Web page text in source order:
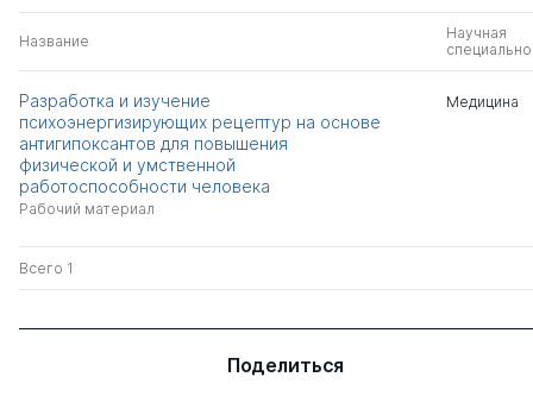
Название
Научная
Разработка и изучение
психоэнергизирующих рецептур на основе
антигипоксантов для повышения
физической и умственной
работоспособности человека
Рабочий материал
Медицина
Всего 1
Поделиться